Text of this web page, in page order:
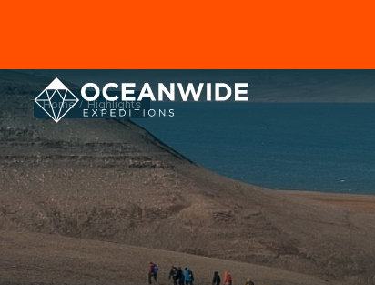
Home Highlights